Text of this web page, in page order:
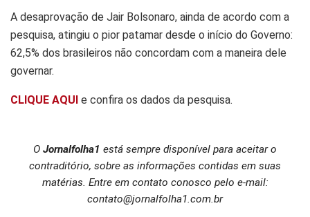
A desaprovação de Jair Bolsonaro, ainda de acordo com a
pesquisa, atingiu o pior patamar desde o início do Governo:
62,5% dos brasileiros não concordam com a maneira dele
governar.
CLIQUE AQUI e confira os dados da pesquisa.
O Jornalfolha1 está sempre disponível para aceitar o
contraditório, sobre as informações contidas em suas
matérias. Entre em contato conosco pelo e-mail:
contato@jornalfolha1.com.br